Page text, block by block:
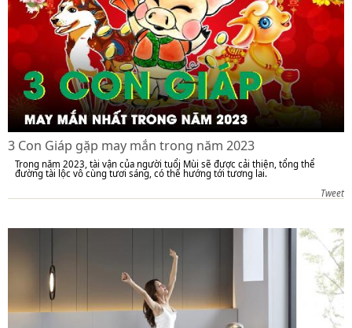
3 Con Giáp gặp may mắn trong năm 2023
Trong năm 2023, tài vận của người tuổi Mùi sẽ được cải thiện, tổng thể
đường tài lộc vô cùng tươi sáng, có thể hướng tới tương lai.
Tweet